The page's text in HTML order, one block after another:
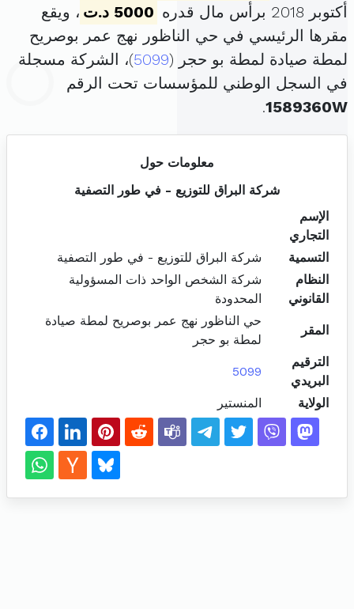
أكتوبر 2018 برأس مال قدره
5000 د.ت
، ويقع
مقرها الرئيسي في حي الناظور نهج عمر بوصريح
لمطة صيادة لمطة بو حجر (5099)، الشركة مسجلة
في السجل الوطني للمؤسسات تحت الرقم
1589360W
.
معلومات حول
شركة البراق للتوزيع - في طور التصفية
الإسم
التجاري
التسمية
شركة البراق للتوزيع - في طور التصفية
النظام
القانوني
شركة الشخص الواحد ذات المسؤولية
المحدودة
المقر
حي الناظور نهج عمر بوصريح لمطة صيادة
لمطة بو حجر
الترقيم
البريدي
5099
الولاية المنستير